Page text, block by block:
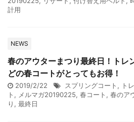
計用
NEWS
春のアウターまつり最終日！トレ
どの春コートがとってもお得！
2019/2/22 スプリングコート , ト
ト , メルマガ20190225, 春コート , 春のア
り , 最終日